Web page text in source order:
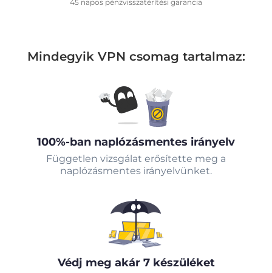
45 napos pénzvisszatérítési garancia
Mindegyik VPN csomag tartalmaz:
100%-ban naplózásmentes irányelv
Független vizsgálat erősítette meg a
naplózásmentes irányelvünket.
Védj meg akár 7 készüléket